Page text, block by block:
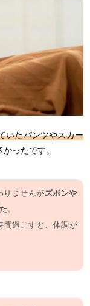
いたパンツやスカー
ったです。
りませんが ズボンや
。
間過ごすと、体調が